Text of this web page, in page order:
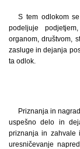
S tem odlokom
podeljuje
organom, društvom,
zasluge in dejanja
ta odlok.
Priznanja in
uspešno delo in
priznanja in zahvale
uresničevanje